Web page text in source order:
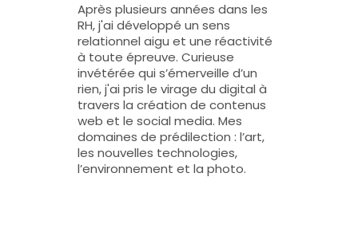
Après plusieurs années dans les
RH, j'ai développé un sens
relationnel aigu et une réactivité
à toute épreuve. Curieuse
invétérée qui s’émerveille d’un
rien, j'ai pris le virage du digital à
travers la création de contenus
web et le social media. Mes
domaines de prédilection : l’art,
les nouvelles technologies,
l’environnement et la photo.